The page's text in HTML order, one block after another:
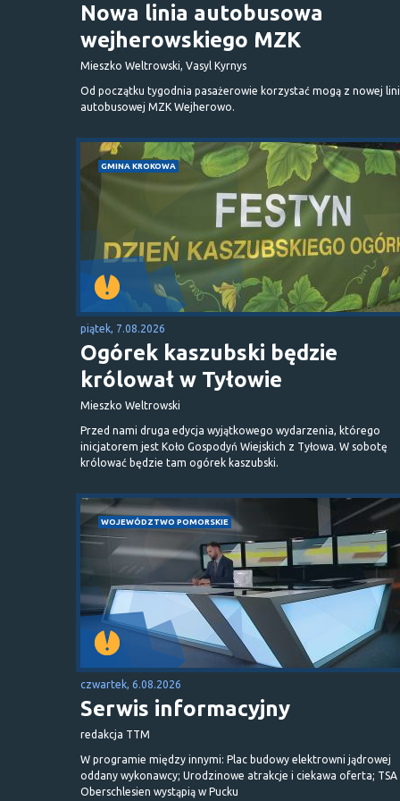
Nowa linia autobusowa
wejherowskiego MZK
Mieszko Weltrowski, Vasyl Kyrnys
Od początku tygodnia pasażerowie korzystać mogą z nowej
autobusowej MZK Wejherowo.
GMINA KROKOWA
piątek, 7.08.2026
Ogórek kaszubski będzie
królował w Tyłowie
Mieszko Weltrowski
Przed nami druga edycja wyjątkowego wydarzenia, którego
inicjatorem jest Koło Gospodyń Wiejskich z Tyłowa. W sobotę
królować będzie tam ogórek kaszubski.
WOJEWÓDZTWO POMORSKIE
czwartek, 6.08.2026
Serwis informacyjny
redakcja TTM
W programie między innymi: Plac budowy elektrowni jądrowej
oddany wykonawcy; Urodzinowe atrakcje i ciekawa oferta; TSA
Oberschlesien wystąpią w Pucku